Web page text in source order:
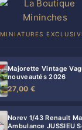
MINIATURES
Majorette Vintage
nouveautés 2026
27,00 €
Norev 1/43 Renault
Ambulance JUSSIEU